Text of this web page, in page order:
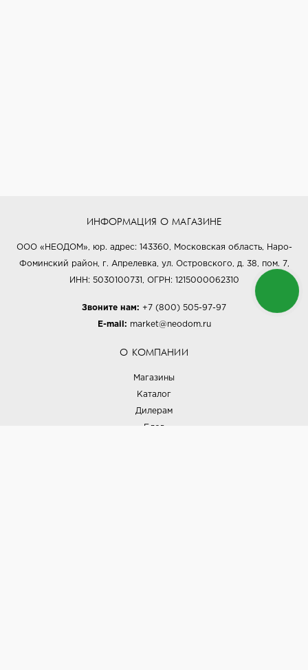
ИНФОРМАЦИЯ О МАГАЗИНЕ
ООО «НЕОДОМ», юр. адрес: 143360, Московская область, Наро-
Фоминский район, г. Апрелевка, ул. Островского, д. 38, пом. 7,
ИНН: 5030100731, ОГРН: 1215000062310
Звоните нам: +7 (800) 505-97-97
E-mail: market@neodom.ru
О КОМПАНИИ
Магазины
Каталог
Дилерам
Блог